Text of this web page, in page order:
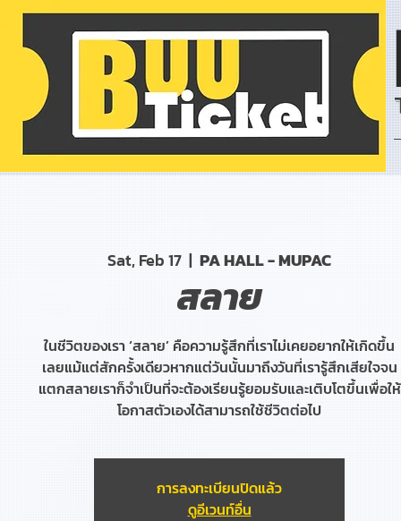
Sat, Feb 17
  |
PA HALL - MUPAC
สลาย
ในชีวิตของเรา ‘สลาย’ คือความรู้สึกที่เราไม่เคยอยากให้เกิดขึ้น
เลยแม้แต่สักครั้งเดียวหากแต่วันนั้นมาถึงวันที่เรารู้สึกเสียใจจน
แตกสลายเราก็จำเป็นที่จะต้องเรียนรู้ยอมรับและเติบโตขึ้นเพื่อให้
โอกาสตัวเองได้สามารถใช้ชีวิตต่อไป
การลงทะเบียนปิดแล้ว
ดูอีเวนท์อื่น